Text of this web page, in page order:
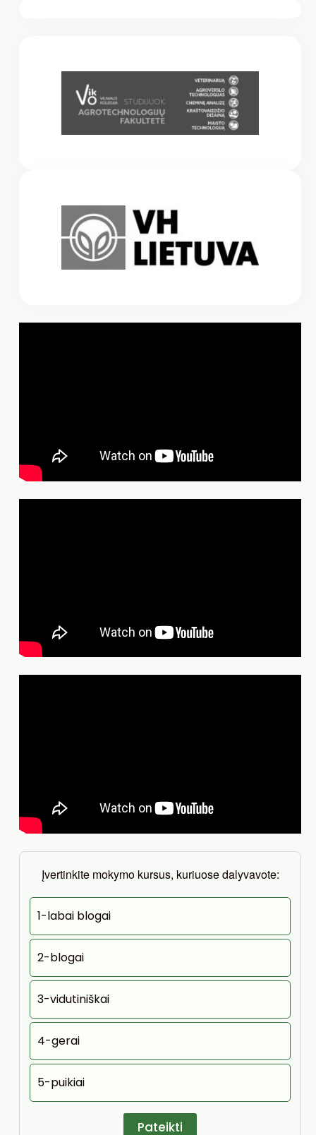
Įvertinkite mokymo kursus, kuriuose dalyvavote:
1-labai blogai
2-blogai
3-vidutiniškai
4-gerai
5-puikiai